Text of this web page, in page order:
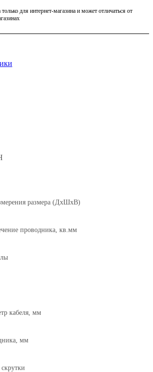
только для интернет-магазина и может отличаться от
размера (ДхШхВ)
проводника, кв.мм
кабеля, мм
мм